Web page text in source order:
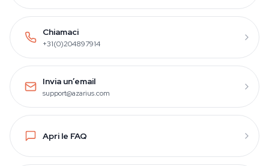
Chiamaci
+31(0)204897914
Invia un’email
support@azarius.com
Apri le FAQ